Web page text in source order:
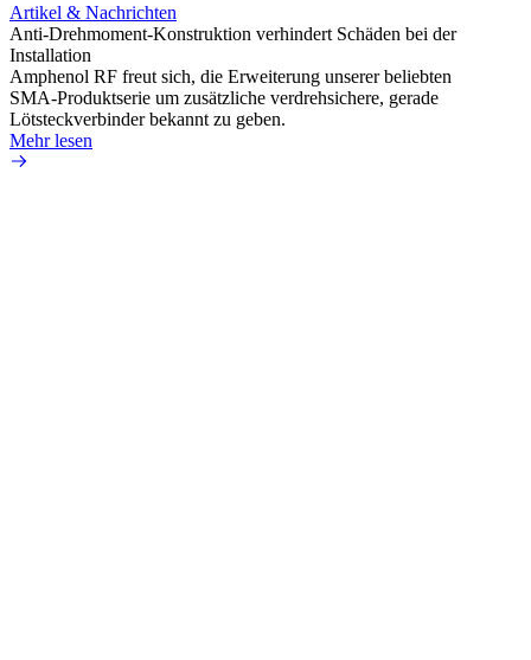
Artikel & Nachrichten
Anti-Drehmoment-Konstruktion verhindert Schäden bei der
Installation
Amphenol RF freut sich, die Erweiterung unserer beliebten
SMA-Produktserie um zusätzliche verdrehsichere, gerade
Lötsteckverbinder bekannt zu geben.
Mehr lesen